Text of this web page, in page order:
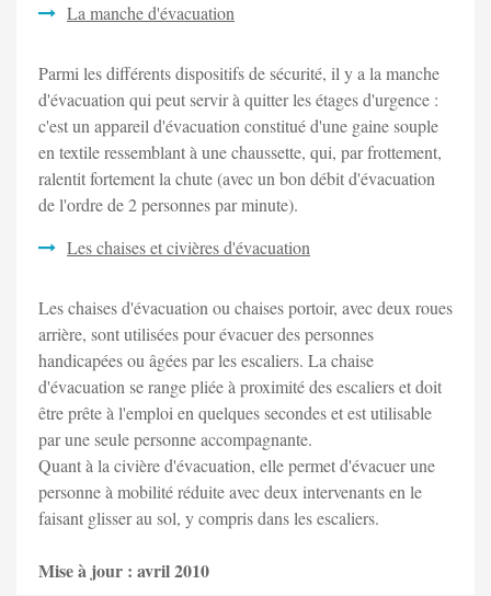
La manche d'évacuation
Parmi les différents dispositifs de sécurité, il y a la manche
d'évacuation qui peut servir à quitter les étages d'urgence :
c'est un appareil d'évacuation constitué d'une gaine souple
en textile ressemblant à une chaussette, qui, par frottement,
ralentit fortement la chute (avec un bon débit d'évacuation
de l'ordre de 2 personnes par minute).
Les chaises et civières d'évacuation
Les chaises d'évacuation ou chaises portoir, avec deux roues
arrière, sont utilisées pour évacuer des personnes
handicapées ou âgées par les escaliers. La chaise
d'évacuation se range pliée à proximité des escaliers et doit
être prête à l'emploi en quelques secondes et est utilisable
par une seule personne accompagnante.
Quant à la civière d'évacuation, elle permet d'évacuer une
personne à mobilité réduite avec deux intervenants en le
faisant glisser au sol, y compris dans les escaliers.
Mise à jour : avril 2010